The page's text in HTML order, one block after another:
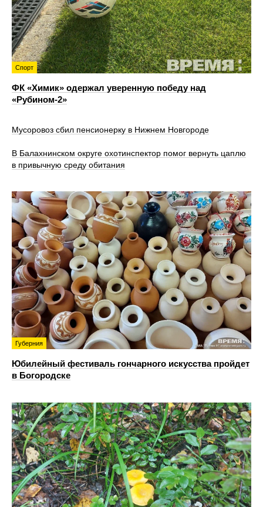
Спорт
ФК «Химик» одержал уверенную победу над
«Рубином‑2»
Мусоровоз сбил пенсионерку в Нижнем Новгороде
В Балахнинском округе охотинспектор помог вернуть цаплю
в привычную среду обитания
Губерния
Юбилейный фестиваль гончарного искусства пройдет
в Богородске